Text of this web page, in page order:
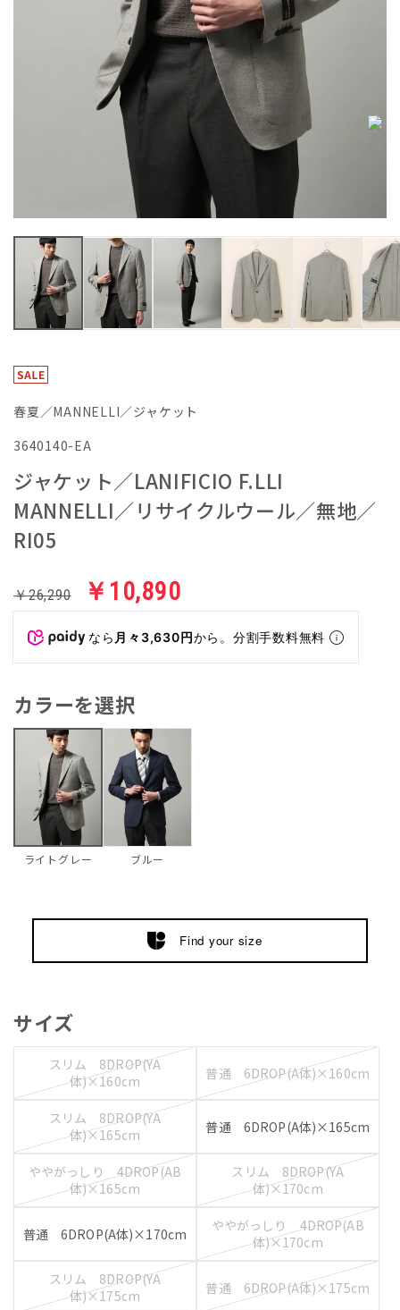
春夏／MANNELLI／ジャケット
3640140-EA
ジャケット／LANIFICIO F.LLI
MANNELLI／リサイクルウール／無地／
RI05
￥26,290 ￥10,890
なら 月々3,630円から。分割手数料無料
カラーを選択
ライトグレー ブルー
Find your size
サイズ
スリム 8DROP(YA
体)×160cm
普通 6DROP(A体)×160cm
スリム 8DROP(YA
体)×165cm
普通 6DROP(A体)×165cm
ややがっしり 4DROP(AB
体)×165cm
スリム 8DROP(YA
体)×170cm
普通 6DROP(A体)×170cm
ややがっしり 4DROP(AB
体)×170cm
スリム 8DROP(YA
体)×175cm
普通 6DROP(A体)×175cm